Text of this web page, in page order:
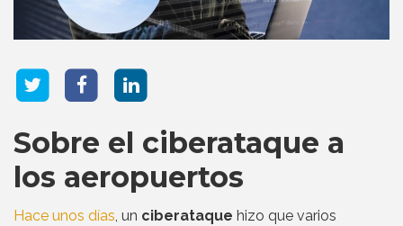
Sobre el ciberataque a
los aeropuertos
Hace unos días, un ciberataque hizo que varios